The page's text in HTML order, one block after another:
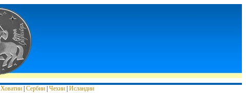
Ховатии| Сербии| Чехии| Исландии